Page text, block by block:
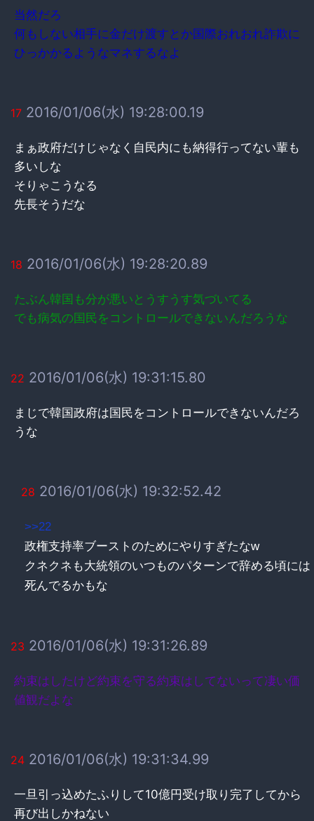
当然だろ
何もしない相手に金だけ渡すとか国際おれおれ詐欺に
ひっかかるようなマネするなよ
17 2016/01/06(水) 19:28:00.19
まぁ政府だけじゃなく自民内にも納得行ってない輩も
多いしな
そりゃこうなる
先長そうだな
18 2016/01/06(水) 19:28:20.89
たぶん韓国も分が悪いとうすうす気づいてる
でも病気の国民をコントロールできないんだろうな
22 2016/01/06(水) 19:31:15.80
まじで韓国政府は国民をコントロールできないんだろ
うな
28 2016/01/06(水) 19:32:52.42
>>22
政権支持率ブーストのためにやりすぎたなw
クネクネも大統領のいつものパターンで辞める頃には
死んでるかもな
23 2016/01/06(水) 19:31:26.89
約束はしたけど約束を守る約束はしてないって凄い価
値観だよな
24 2016/01/06(水) 19:31:34.99
一旦引っ込めたふりして10億円受け取り完了してから
再び出しかねない